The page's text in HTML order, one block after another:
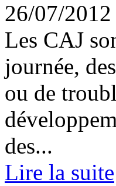
26/07/2012
Les CAJ
journée,
ou de
des...
Lire la suite